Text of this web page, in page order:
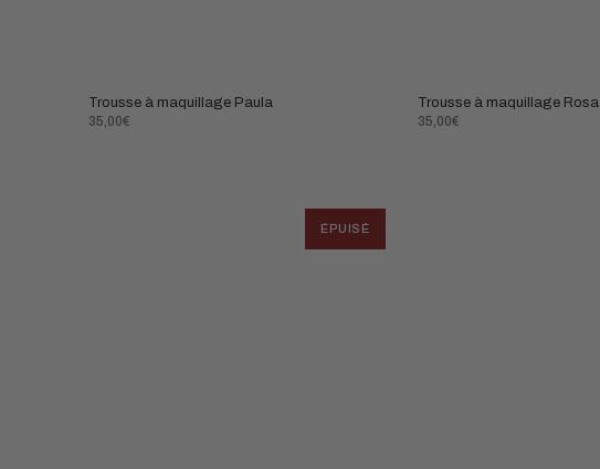
Trousse à maquillage Paula
Prix
35,00€
Trousse à maquillage Rosa
Prix
35,00€
ÉPUISÉ